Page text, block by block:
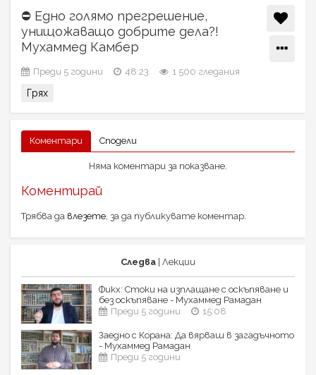
⛔ Едно голямо прегрешение,
унищожаващо добрите дела?!
Мухаммед Камбер
Преди 5 години 48:23 1 500 гледания
Грях
Коментари Сподели
Няма коментари за показване.
Коментирай
Трябва да влезете, за да публикувате коментар.
Следва | Лекции
Фикх: Стоки на изплащане с оскъпяване и
без оскъпяване - Мухаммед Рамадан
Преди 5 години
15:08
Заедно с Корана: Да вярваш в загадъчното
- Мухаммед Рамадан
Преди 5 години